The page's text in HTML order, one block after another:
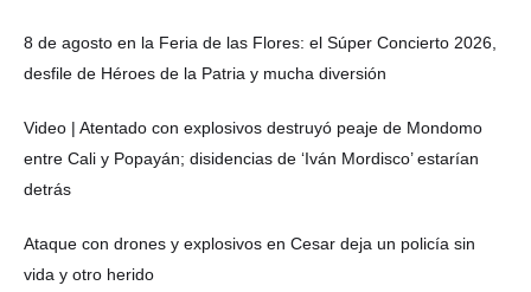
8 de agosto en la Feria de las Flores: el Súper Concierto 2026,
desfile de Héroes de la Patria y mucha diversión
Video | Atentado con explosivos destruyó peaje de Mondomo
entre Cali y Popayán; disidencias de ‘Iván Mordisco’ estarían
detrás
Ataque con drones y explosivos en Cesar deja un policía sin
vida y otro herido